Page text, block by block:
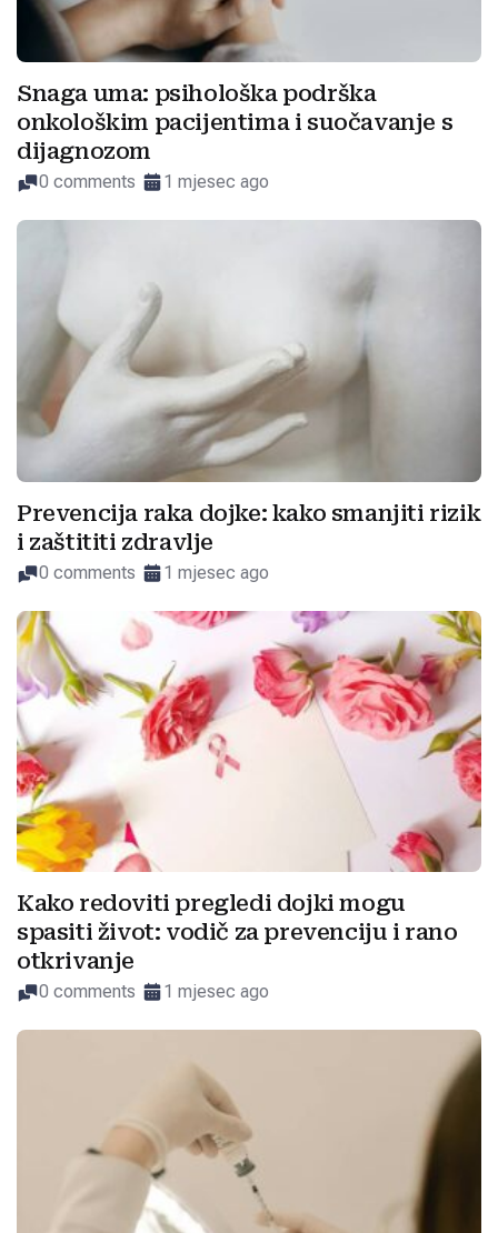
Snaga uma: psihološka podrška
onkološkim pacijentima i suočavanje s
dijagnozom
0 comments 1 mjesec ago
Prevencija raka dojke: kako smanjiti rizik
i zaštititi zdravlje
0 comments 1 mjesec ago
Kako redoviti pregledi dojki mogu
spasiti život: vodič za prevenciju i rano
otkrivanje
0 comments 1 mjesec ago